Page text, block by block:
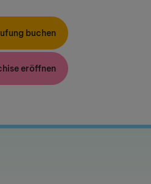
buchen
eröffnen